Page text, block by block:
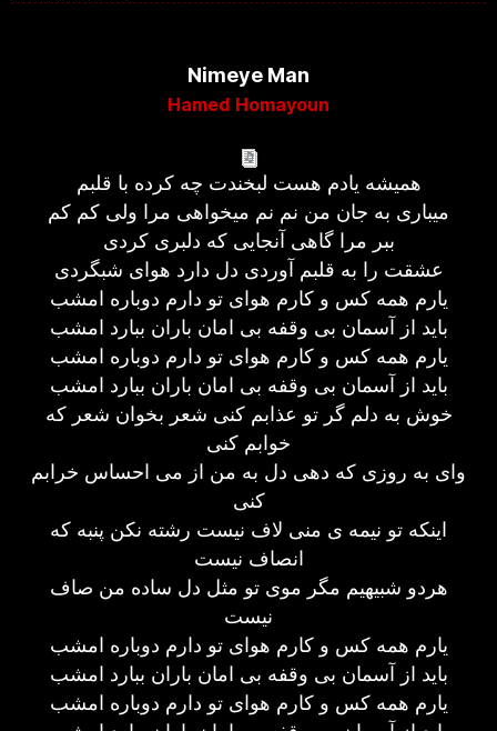
Nimeye Man
Hamed Homayoun
همیشه یادم هست لبخندت چه کرده با قلبم
میباری به جان من نم نم میخواهی مرا ولی کم کم
ببر مرا گاهی آنجایی که دلبری کردی
عشقت را به قلبم آوردی دل دارد هوای شبگردی
یارم همه کس و کارم هوای تو دارم دوباره امشب
باید از آسمان بی وقفه بی امان باران ببارد امشب
یارم همه کس و کارم هوای تو دارم دوباره امشب
باید از آسمان بی وقفه بی امان باران ببارد امشب
خوش به دلم گر تو عذابم کنی شعر بخوان شعر که
خوابم کنی
وای به روزی که دهی دل به من از می احساس خرابم
کنی
اینکه تو نیمه ی منی لاف نیست رشته نکن پنبه که
انصاف نیست
هردو شبیهیم مگر موی تو مثل دل ساده من صاف
نیست
یارم همه کس و کارم هوای تو دارم دوباره امشب
باید از آسمان بی وقفه بی امان باران ببارد امشب
یارم همه کس و کارم هوای تو دارم دوباره امشب